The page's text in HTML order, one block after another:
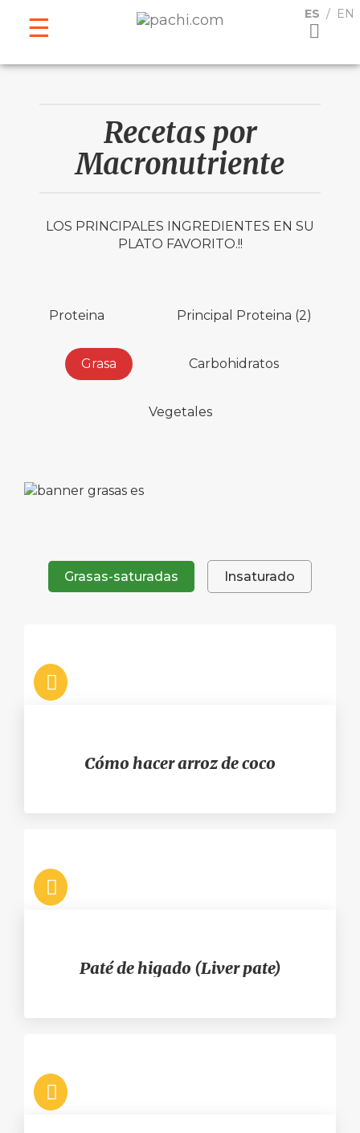
ES EN
ENGLISH
Recetas por
Macronutriente
LOS PRINCIPALES INGREDIENTES EN SU
PLATO FAVORITO.!!
Proteina Principal Proteina (2)
Grasa Carbohidratos
Vegetales
Grasas-saturadas Insaturado
Cómo hacer arroz de coco
Paté de higado (Liver pate)